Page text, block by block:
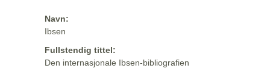
Navn:
Ibsen
Fullstendig tittel:
Den internasjonale Ibsen-bibliografien